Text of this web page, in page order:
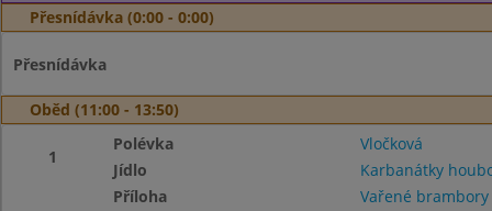
Přesnídávka (0:00 - 0:00)
Přesnídávka
Oběd (11:00 - 13:50)
1
Polévka
Vločková
Jídlo
Karbanátky
Příloha
Vařené